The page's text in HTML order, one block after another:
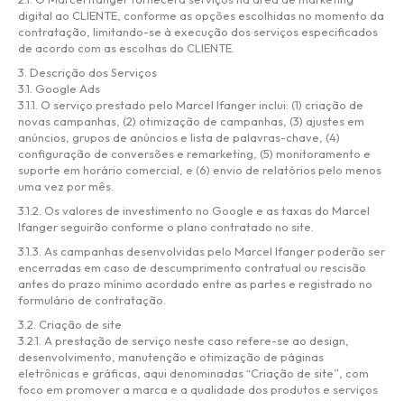
digital ao CLIENTE, conforme as opções escolhidas no momento da
contratação, limitando-se à execução dos serviços especificados
de acordo com as escolhas do CLIENTE.
3. Descrição dos Serviços
3.1. Google Ads
3.1.1. O serviço prestado pelo Marcel Ifanger inclui: (1) criação de
novas campanhas, (2) otimização de campanhas, (3) ajustes em
anúncios, grupos de anúncios e lista de palavras-chave, (4)
configuração de conversões e remarketing, (5) monitoramento e
suporte em horário comercial, e (6) envio de relatórios pelo menos
uma vez por mês.
3.1.2. Os valores de investimento no Google e as taxas do Marcel
Ifanger seguirão conforme o plano contratado no site.
3.1.3. As campanhas desenvolvidas pelo Marcel Ifanger poderão ser
encerradas em caso de descumprimento contratual ou rescisão
antes do prazo mínimo acordado entre as partes e registrado no
formulário de contratação.
3.2. Criação de site
3.2.1. A prestação de serviço neste caso refere-se ao design,
desenvolvimento, manutenção e otimização de páginas
eletrônicas e gráficas, aqui denominadas “Criação de site”, com
foco em promover a marca e a qualidade dos produtos e serviços